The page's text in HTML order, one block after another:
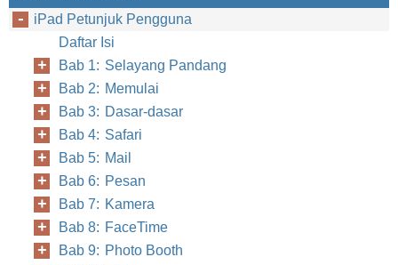
iPad Petunjuk Pengguna
Daftar Isi
Bab 1: Selayang Pandang
Bab 2: Memulai
Bab 3: Dasar-dasar
Bab 4: Safari
Bab 5: Mail
Bab 6: Pesan
Bab 7: Kamera
Bab 8: FaceTime
Bab 9: Photo Booth